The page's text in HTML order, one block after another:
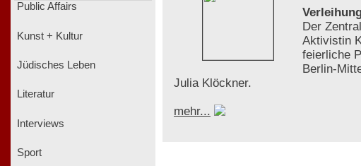
Public Affairs
Kunst + Kultur
Jüdisches Leben
Literatur
Interviews
Sport
Der
Aktivistin
feierliche
Berlin-
Julia Klöckner.
mehr...